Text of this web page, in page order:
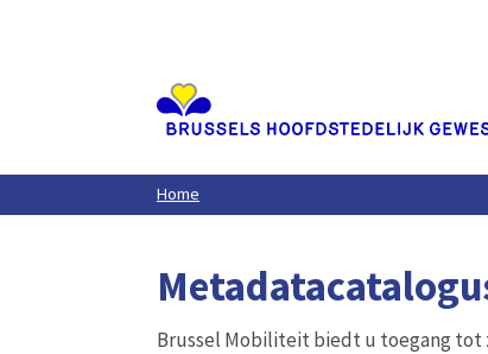
Home
Brussel Mobiliteit biedt u toegang tot